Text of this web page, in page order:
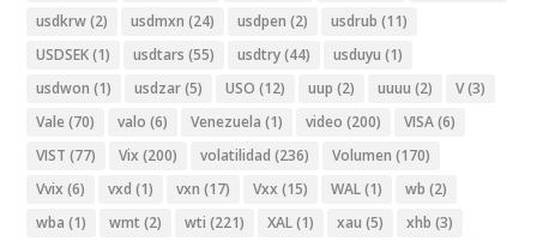
usdkrw(2) usdmxn (24) usdpen (2) usdrub (11)
USDSEK(1) usdtars (55) usdtry(44) usduyu (1)
usdwon (1) usdzar(5) USO (12) uup (2) uuuu (2) V(3)
Vale (70) valo (6) Venezuela (1) video (200) VISA(6)
VIST (77) Vix (200) volatilidad (236) Volumen (170)
Vvix (6) vxd (1) vxn (17) Vxx (15) WAL(1) wb (2)
wba (1) wmt (2) wti (221) XAL(1) xau (5) xhb (3)